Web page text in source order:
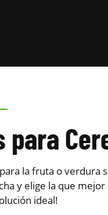
la fruta o verdura
y elige la que mejor
ideal!